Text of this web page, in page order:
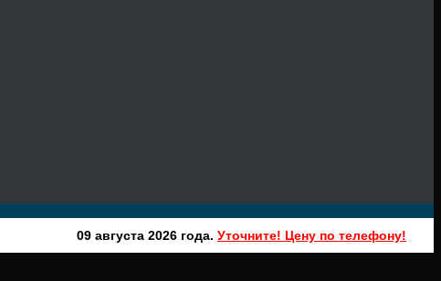
09 августа 2026 года. Уточните! Цену по телефону!